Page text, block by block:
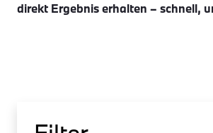
direkt Ergebnis erhalten – schnell,